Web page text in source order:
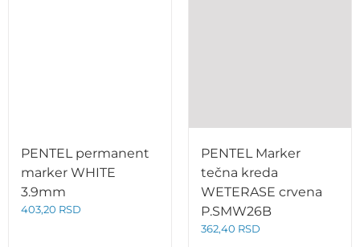
PENTEL permanent
marker WHITE
3.9mm
403,20 RSD
PENTEL Marker
tečna kreda
WETERASE crvena
P.SMW26B
362,40 RSD